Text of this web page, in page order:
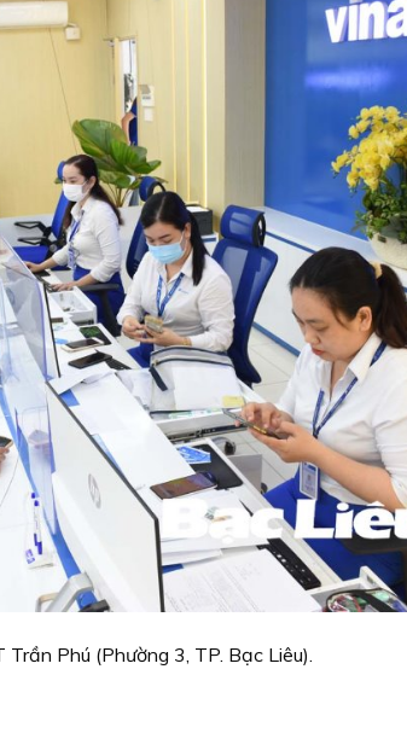
Phú (Phường 3, TP. Bạc Liêu).